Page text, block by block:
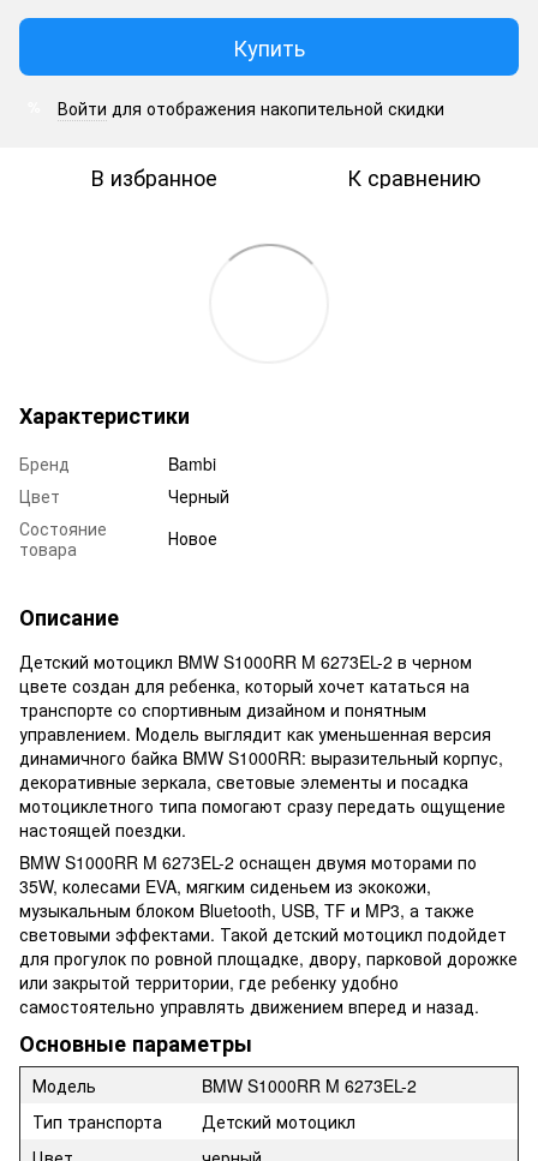
Купить
Войти для отображения накопительной скидки
В избранное К сравнению
Характеристики
Бренд
Bambi
Цвет
Черный
Состояние
товара
Новое
Описание
Детский мотоцикл BMW S1000RR M 6273EL-2 в черном
цвете создан для ребенка, который хочет кататься на
транспорте со спортивным дизайном и понятным
управлением. Модель выглядит как уменьшенная версия
динамичного байка BMW S1000RR: выразительный корпус,
декоративные зеркала, световые элементы и посадка
мотоциклетного типа помогают сразу передать ощущение
настоящей поездки.
BMW S1000RR M 6273EL-2 оснащен двумя моторами по
35W, колесами EVA, мягким сиденьем из экокожи,
музыкальным блоком Bluetooth, USB, TF и MP3, а также
световыми эффектами. Такой детский мотоцикл подойдет
для прогулок по ровной площадке, двору, парковой дорожке
или закрытой территории, где ребенку удобно
самостоятельно управлять движением вперед и назад.
Основные параметры
Модель
BMW S1000RR M 6273EL-2
Тип транспорта
Детский мотоцикл